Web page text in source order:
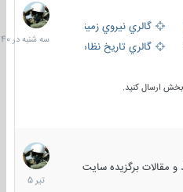
گالري نيروي زميني
گالري تاریخ نظامی
ارسال کنید.
سه
شنبه
در
برگزیده سایت
16
تیر
1405